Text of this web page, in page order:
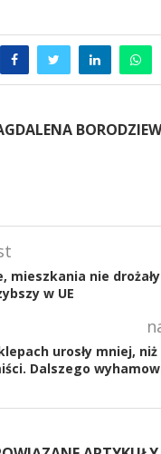
mieszkania nie
w UE
urosły mniej,
Dalszego